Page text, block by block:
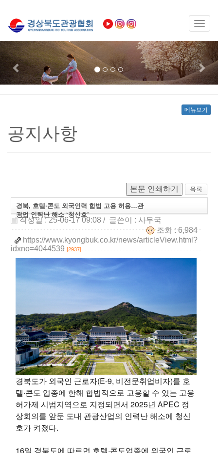
Previous
메뉴보기
공지사항
본문 인쇄하기
경북, 호텔·콘도 외국인력 합법 고용 허용…관
광업 인력난 해소 ‘청신호’
작성일 : 25-06-17 09:08 / 글쓴이 : 사무국
조회 : 6,984
https://www.kyongbuk.co.kr/news/articleView.html?
idxno=4044539 [2937]
경북도가 외국인 근로자(E-9, 비전문취업비자)를 호
텔·콘도 업종에 한해 합법적으로 고용할 수 있는 고용
허가제 시범지역으로 지정되면서 2025년 APEC 정
상회의를 앞둔 도내 관광산업의 인력난 해소에 청신
호가 켜졌다.
16일 경북도에 따르면 호텔·콘도업종에 외국인 근로